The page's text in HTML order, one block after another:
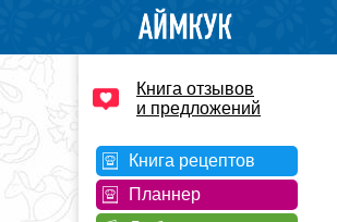
Книга отзывов
и предложений
Книга рецептов
Планнер